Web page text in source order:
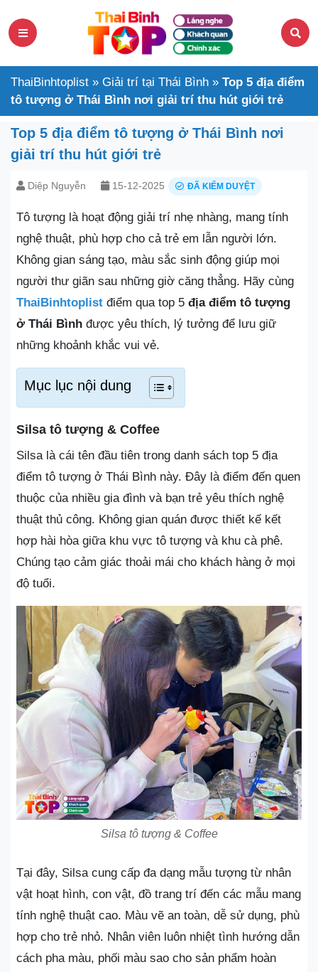
ThaiBinhtoplist » Giải trí tại Thái Bình » Top 5 địa điểm
tô tượng ở Thái Bình nơi giải trí thu hút giới trẻ
Top 5 địa điểm tô tượng ở Thái Bình nơi
giải trí thu hút giới trẻ
Diệp Nguyễn 15-12-2025 ĐÃ KIỂM DUYỆT
Tô tượng là hoạt động giải trí nhẹ nhàng, mang tính
nghệ thuật, phù hợp cho cả trẻ em lẫn người lớn.
Không gian sáng tạo, màu sắc sinh động giúp mọi
người thư giãn sau những giờ căng thẳng. Hãy cùng
ThaiBinhtoplist điểm qua top 5 địa điểm tô tượng
ở Thái Bình được yêu thích, lý tưởng để lưu giữ
những khoảnh khắc vui vẻ.
Mục lục nội dung
Silsa tô tượng & Coffee
Silsa là cái tên đầu tiên trong danh sách top 5 địa
điểm tô tượng ở Thái Bình này. Đây là điểm đến quen
thuộc của nhiều gia đình và bạn trẻ yêu thích nghệ
thuật thủ công. Không gian quán được thiết kế kết
hợp hài hòa giữa khu vực tô tượng và khu cà phê.
Chúng tạo cảm giác thoải mái cho khách hàng ở mọi
độ tuổi.
Silsa tô tượng & Coffee
Tại đây, Silsa cung cấp đa dạng mẫu tượng từ nhân
vật hoạt hình, con vật, đồ trang trí đến các mẫu mang
tính nghệ thuật cao. Màu vẽ an toàn, dễ sử dụng, phù
hợp cho trẻ nhỏ. Nhân viên luôn nhiệt tình hướng dẫn
cách pha màu, phối màu sao cho sản phẩm hoàn